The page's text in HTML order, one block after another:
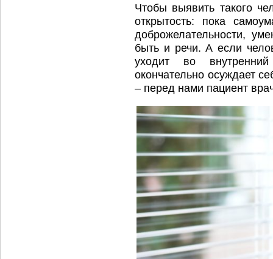
Чтобы выявить такого
открытость: пока
доброжелательности,
быть и речи. А если
уходит во
окончательно осуждает
– перед нами пациент